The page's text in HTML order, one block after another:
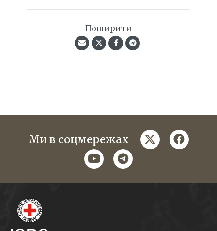
Поширити
Ми в соцмережах twitter
youtubetelegram